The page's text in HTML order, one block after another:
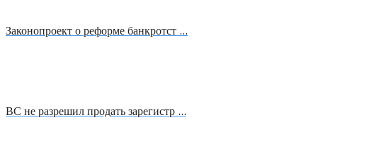
Законопроект о реформе банкротст …
ВС не разрешил продать зарегистр …